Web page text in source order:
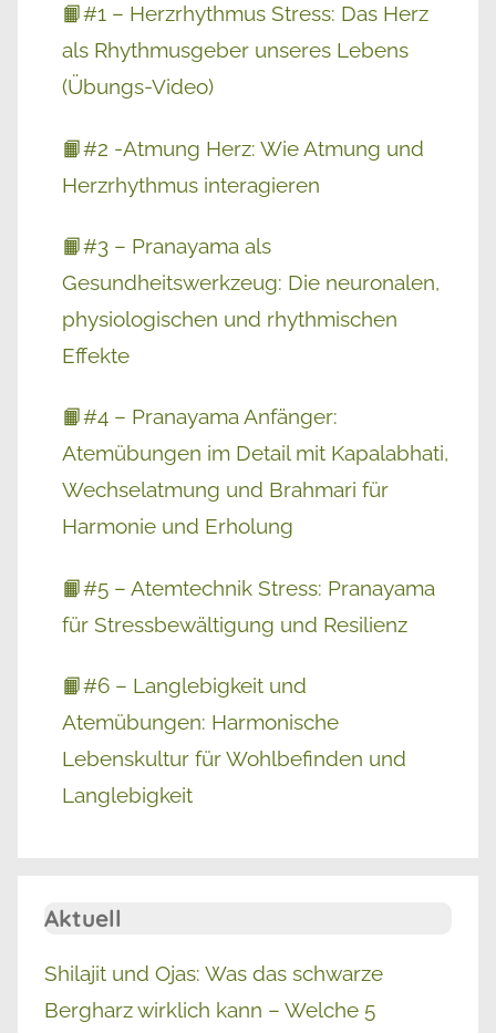
📙#1 – Herzrhythmus Stress: Das Herz
als Rhythmusgeber unseres Lebens
(Übungs-Video)
📙#2 -Atmung Herz: Wie Atmung und
Herzrhythmus interagieren
📙#3 – Pranayama als
Gesundheitswerkzeug: Die neuronalen,
physiologischen und rhythmischen
Effekte
📙#4 – Pranayama Anfänger:
Atemübungen im Detail mit Kapalabhati,
Wechselatmung und Brahmari für
Harmonie und Erholung
📙#5 – Atemtechnik Stress: Pranayama
für Stressbewältigung und Resilienz
📙#6 – Langlebigkeit und
Atemübungen: Harmonische
Lebenskultur für Wohlbefinden und
Langlebigkeit
Aktuell
Shilajit und Ojas: Was das schwarze
Bergharz wirklich kann – Welche 5